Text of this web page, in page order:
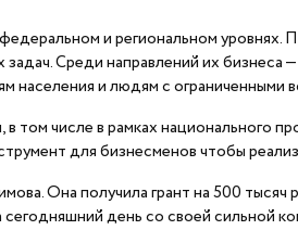
и региональном
Среди направлений их
населения и людям с ограниченными
числе в рамках национального
для бизнесменов чтобы
Она получила грант на 500 тысяч
день со своей сильной